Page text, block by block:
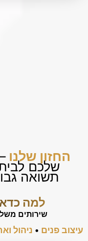
החזון שלנו
שלכם
תשואה
למה
שירותים
עיצוב פנים • ניהול